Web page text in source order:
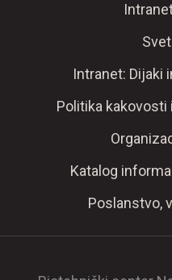
Intranet: Dijaki
Politika kakovosti
Katalog
Poslanstvo,